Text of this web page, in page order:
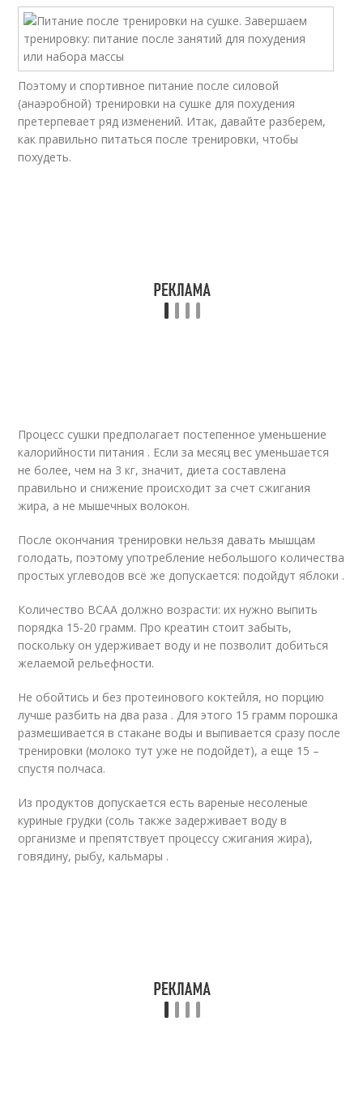
Поэтому и спортивное питание после силовой
(анаэробной) тренировки на сушке для похудения
претерпевает ряд изменений. Итак, давайте разберем,
как правильно питаться после тренировки, чтобы
похудеть.
Процесс сушки предполагает постепенное уменьшение
калорийности питания . Если за месяц вес уменьшается
не более, чем на 3 кг, значит, диета составлена
правильно и снижение происходит за счет сжигания
жира, а не мышечных волокон.
После окончания тренировки нельзя давать мышцам
голодать, поэтому употребление небольшого количества
простых углеводов всё же допускается: подойдут яблоки .
Количество BCAA должно возрасти: их нужно выпить
порядка 15-20 грамм. Про креатин стоит забыть,
поскольку он удерживает воду и не позволит добиться
желаемой рельефности.
Не обойтись и без протеинового коктейля, но порцию
лучше разбить на два раза . Для этого 15 грамм порошка
размешивается в стакане воды и выпивается сразу после
тренировки (молоко тут уже не подойдет), а еще 15 –
спустя полчаса.
Из продуктов допускается есть вареные несоленые
куриные грудки (соль также задерживает воду в
организме и препятствует процессу сжигания жира),
говядину, рыбу, кальмары .